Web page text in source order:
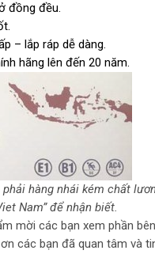
đồng đều.
– lắp ráp dễ dàng.
hãng lên đến 20 năm.
hàng nhái kém chất
Nam” để nhận biết.
mời các bạn xem phần
các bạn đã quan tâm và